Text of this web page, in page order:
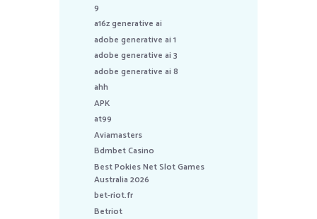
9
a16z generative ai
adobe generative ai 1
adobe generative ai 3
adobe generative ai 8
ahh
APK
at99
Aviamasters
Bdmbet Casino
Best Pokies Net Slot Games
Australia 2026
bet-riot.fr
Betriot